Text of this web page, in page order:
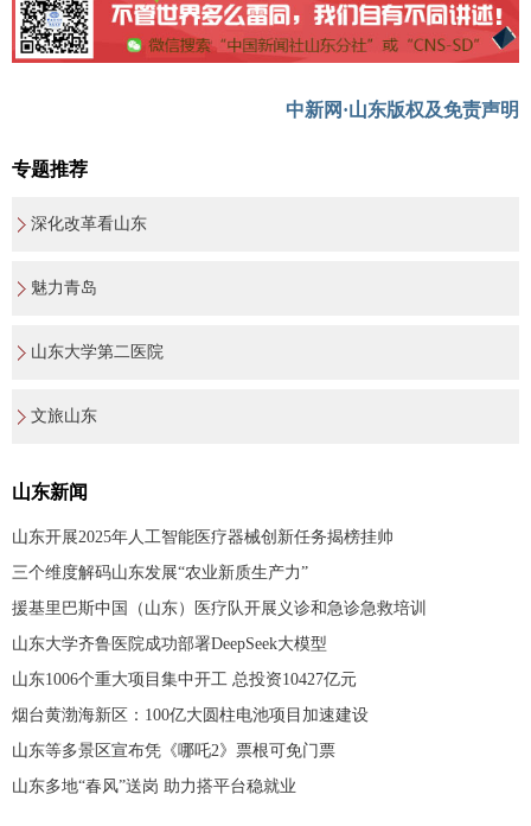
中新网·山东版权及免责声明
专题推荐
深化改革看山东
魅力青岛
山东大学第二医院
文旅山东
山东新闻
山东开展2025年人工智能医疗器械创新任务揭榜挂帅
三个维度解码山东发展“农业新质生产力”
援基里巴斯中国（山东）医疗队开展义诊和急诊急救培训
山东大学齐鲁医院成功部署DeepSeek大模型
山东1006个重大项目集中开工 总投资10427亿元
烟台黄渤海新区：100亿大圆柱电池项目加速建设
山东等多景区宣布凭《哪吒2》票根可免门票
山东多地“春风”送岗 助力搭平台稳就业